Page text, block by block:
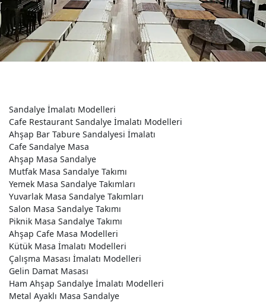
Sandalye İmalatı Modelleri
Cafe Restaurant Sandalye İmalatı Modelleri
Ahşap Bar Tabure Sandalyesi İmalatı
Cafe Sandalye Masa
Ahşap Masa Sandalye
Mutfak Masa Sandalye Takımı
Yemek Masa Sandalye Takımları
Yuvarlak Masa Sandalye Takımları
Salon Masa Sandalye Takımı
Piknik Masa Sandalye Takımı
Ahşap Cafe Masa Modelleri
Kütük Masa İmalatı Modelleri
Çalışma Masası İmalatı Modelleri
Gelin Damat Masası
Ham Ahşap Sandalye İmalatı Modelleri
Metal Ayaklı Masa Sandalye